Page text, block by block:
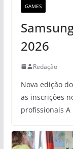
GAMES
2026
Redação
Nova edição
as inscrições
profissionais A